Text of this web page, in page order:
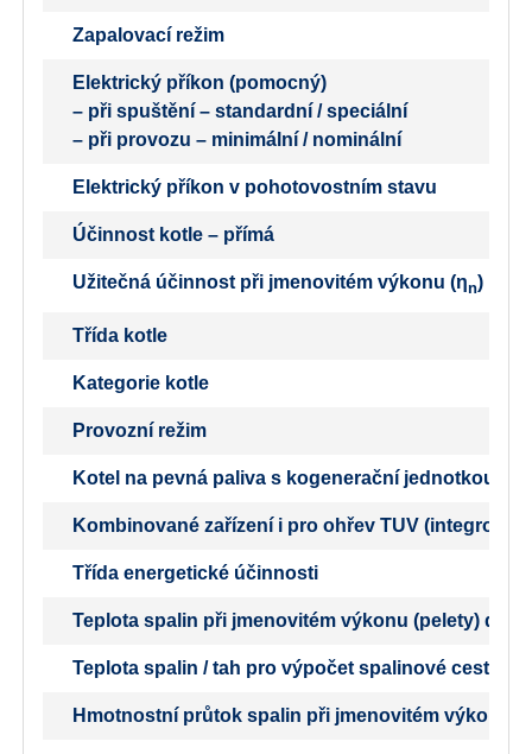
Zapalovací režim
Elektrický příkon (pomocný)
– při spuštění – standardní / speciální
– při provozu – minimální / nominální
Elektrický příkon v pohotovostním stavu
Účinnost kotle – přímá
Užitečná účinnost při jmenovitém výkonu (ηn)
Třída kotle
Kategorie kotle
Provozní režim
Kotel na pevná paliva s kogenerační jednotkou
Kombinované zařízení i pro ohřev TUV
Třída energetické účinnosti
Teplota spalin při jmenovitém výkonu (pelety) dle
Teplota spalin / tah pro výpočet spalinové cesty
Hmotnostní průtok spalin při jmenovitém výkonu